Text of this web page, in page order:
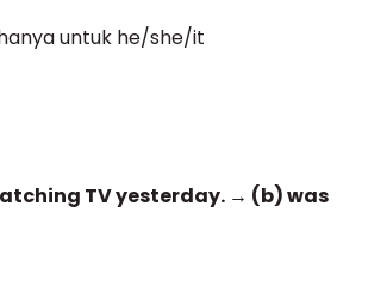
untuk he/she/it
TV yesterday. → (b) was